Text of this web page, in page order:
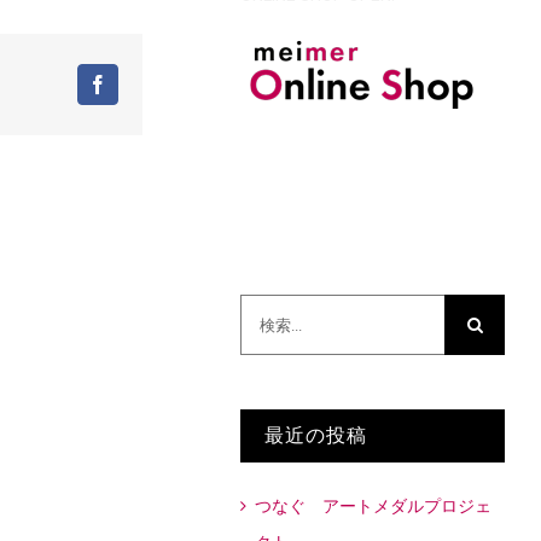
最近の投稿
つなぐ アートメダルプロジェ